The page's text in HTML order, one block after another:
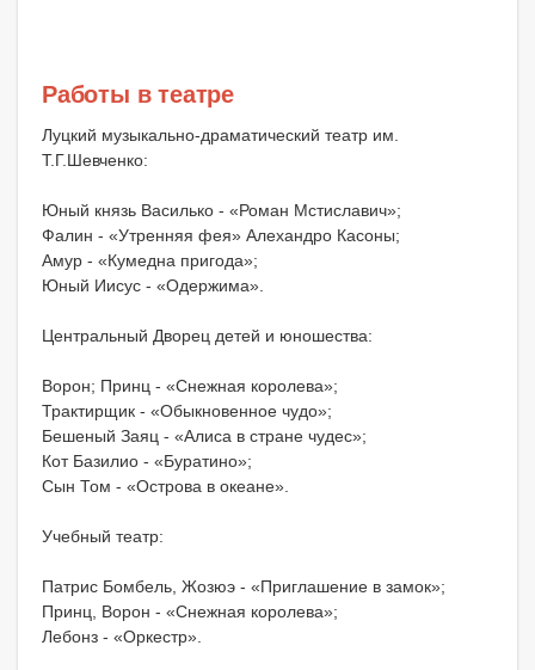
Работы в театре
Луцкий музыкально-драматический театр им.
Т.Г.Шевченко:
Юный князь Василько - «Роман Мстиславич»;
Фалин - «Утренняя фея» Алехандро Касоны;
Амур - «Кумедна пригода»;
Юный Иисус - «Одержима».
Центральный Дворец детей и юношества:
Ворон; Принц - «Снежная королева»;
Трактирщик - «Обыкновенное чудо»;
Бешеный Заяц - «Алиса в стране чудес»;
Кот Базилио - «Буратино»;
Сын Том - «Острова в океане».
Учебный театр:
Патрис Бомбель, Жозюэ - «Приглашение в замок»;
Принц, Ворон - «Снежная королева»;
Лебонз - «Оркестр».